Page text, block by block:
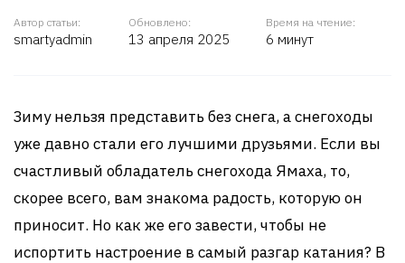
Автор статьи:
smartyadmin
Обновлено:
13 апреля 2025
Время на чтение:
6 минут
Зиму нельзя представить без снега, а снегоходы
уже давно стали его лучшими друзьями. Если вы
счастливый обладатель снегохода Ямаха, то,
скорее всего, вам знакома радость, которую он
приносит. Но как же его завести, чтобы не
испортить настроение в самый разгар катания? В